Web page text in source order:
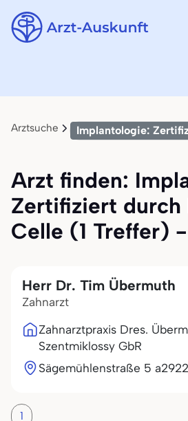
Arztsuche Implantologie:
Arzt finden:
Zertifiziert durch
Celle (1 Treffer)
Herr Dr. Tim Übermuth
Zahnarzt
Zahnarztpraxis Dres.
Szentmiklossy GbR
Sägemühlenstraße 5 a
1